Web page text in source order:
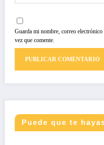
Guarda mi nombre, correo
vez que comente.
Puede que te